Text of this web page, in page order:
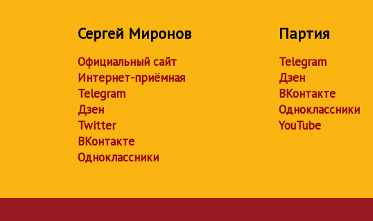
Сергей Миронов
Официальный сайт
Интернет-приёмная
Telegram
Дзен
Twitter
ВКонтакте
Одноклассники
Партия
Telegram
Дзен
ВКонтакте
Одноклассники
YouTube